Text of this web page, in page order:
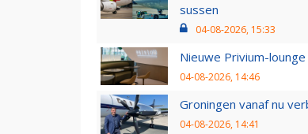
sussen
04-08-2026, 15:33
Nieuwe Privium-
04-08-2026, 14:46
Groningen vanaf nu
04-08-2026, 14:41